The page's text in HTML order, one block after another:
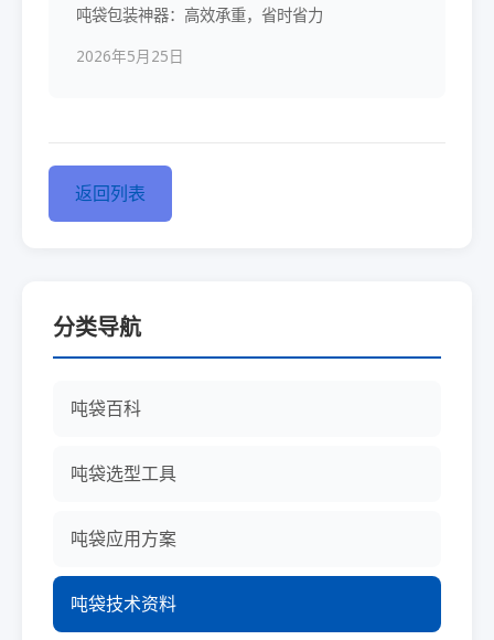
吨袋包装神器：高效承重，省时省力
2026年5月25日
返回列表
分类导航
吨袋百科
吨袋选型工具
吨袋应用方案
吨袋技术资料